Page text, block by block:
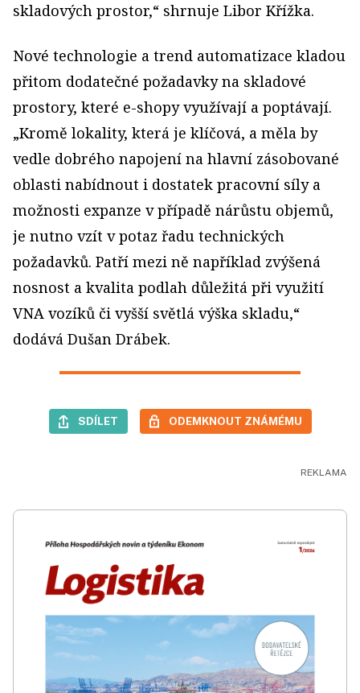
skladových prostor,“ shrnuje Libor Křížka.
Nové technologie a trend automatizace kladou
přitom dodatečné požadavky na skladové
prostory, které e-shopy využívají a poptávají.
„Kromě lokality, která je klíčová, a měla by
vedle dobrého napojení na hlavní zásobované
oblasti nabídnout i dostatek pracovní síly a
možnosti expanze v případě nárůstu objemů,
je nutno vzít v potaz řadu technických
požadavků. Patří mezi ně například zvýšená
nosnost a kvalita podlah důležitá při využití
VNA vozíků či vyšší světlá výška skladu,“
dodává Dušan Drábek.
SDÍLET ODEMKNOUT ZNÁMÉMU